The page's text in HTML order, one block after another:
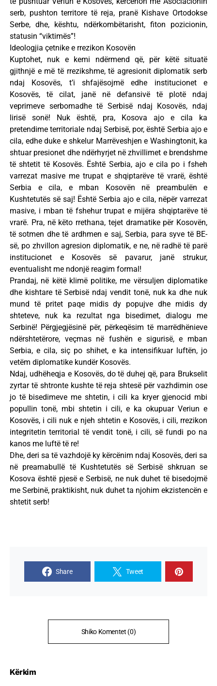
serb, pushton territore të reja, pranë Kishave Ortodokse
Serbe, dhe, kështu, ndërkombëtarisht, fiton pozicionin,
statusin “viktimës”!
Ideologjia çetnike e rrezikon Kosovën
Kuptohet, nuk e kemi ndërmend që, për këtë situatë
gjithnjë e më të rrezikshme, të agresionit diplomatik serb
ndaj Kosovës, t’i shfajësojmë edhe institucionet e
Kosovës, të cilat, janë në defansivë të plotë ndaj
veprimeve serbomadhe të Serbisë ndaj Kosovës, ndaj
lirisë sonë! Nuk është, pra, Kosova ajo e cila ka
pretendime territoriale ndaj Serbisë, por, është Serbia ajo e
cila, edhe duke e shkelur Marrëveshjen e Washingtonit, ka
shtuar presionet dhe ndërhyrjet në zhvillimet e brendshme
të shtetit të Kosovës. Është Serbia, ajo e cila po i fsheh
varrezat masive me trupat e shqiptarëve të vrarë, është
Serbia e cila, e mban Kosovën në preambulën e
Kushtetutës së saj! Është Serbia ajo e cila, nëpër varrezat
masive, i mban të fshehur trupat e mijëra shqiptarëve të
vrarë. Pra, në këto rrethana, tejet dramatike për Kosovën,
të sotmen dhe të ardhmen e saj, Serbia, para syve të BE-
së, po zhvillon agresion diplomatik, e ne, në radhë të parë
institucionet e Kosovës së pavarur, janë strukur,
eventualisht me ndonjë reagim formal!
Prandaj, në këtë klimë politike, me vërsuljen diplomatike
dhe kishtare të Serbisë ndaj vendit tonë, nuk ka dhe nuk
mund të pritet paqe midis dy popujve dhe midis dy
shteteve, nuk ka rezultat nga bisedimet, dialogu me
Serbinë! Përgjegjësinë për, përkeqësim të marrëdhënieve
ndërshtetërore, veçmas në fushën e sigurisë, e mban
Serbia, e cila, siç po shihet, e ka intensifikuar luftën, jo
vetëm diplomatike kundër Kosovës.
Ndaj, udhëheqja e Kosovës, do të duhej që, para Brukselit
zyrtar të shtronte kushte të reja shtesë për vazhdimin ose
jo të bisedimeve me shtetin, i cili ka kryer gjenocid mbi
popullin tonë, mbi shtetin i cili, e ka okupuar Veriun e
Kosovës, i cili nuk e njeh shtetin e Kosovës, i cili, rrezikon
integritetin territorial të vendit tonë, i cili, së fundi po na
kanos me luftë të re!
Dhe, deri sa të vazhdojë ky kërcënim ndaj Kosovës, deri sa
në preamabullë të Kushtetutës së Serbisë shkruan se
Kosova është pjesë e Serbisë, ne nuk duhet të bisedojmë
me Serbinë, praktikisht, nuk duhet ta njohim ekzistencën e
shtetit serb!
Share Tweet
Shiko Komentet (0)
Kërkim